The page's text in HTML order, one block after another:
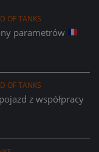
OF TANKS
parametrów
OF TANKS
z współpracy